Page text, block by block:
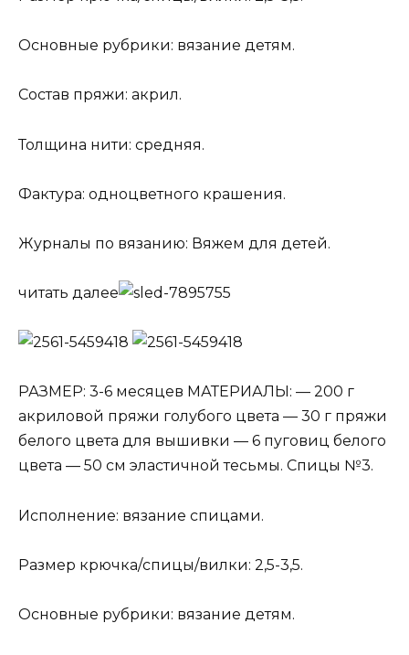
Основные рубрики: вязание детям.
Состав пряжи: акрил.
Толщина нити: средняя.
Фактура: одноцветного крашения.
Журналы по вязанию: Вяжем для детей.
читать далее
РАЗМЕР: 3-6 месяцев МАТЕРИАЛЫ: — 200 г
акриловой пряжи голубого цвета — 30 г пряжи
белого цвета для вышивки — 6 пуговиц белого
цвета — 50 см эластичной тесьмы. Спицы №3.
Исполнение: вязание спицами.
Размер крючка/спицы/вилки: 2,5-3,5.
Основные рубрики: вязание детям.